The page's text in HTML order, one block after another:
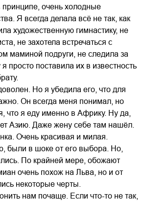
принципе, очень холодные
Я всегда делала всё не так, как
художественную гимнастику, не
не захотела встречаться с
маминой подруги, не следила за
просто поставила их в известность
Но я убедила его, что для
Он всегда меня понимал, но
что я еду именно в Африку. Ну да,
Азию. Даже жену себе там нашёл.
Очень красивая и милая.
были в шоке от его выбора. Но,
По крайней мере, обожают
очень похож на Льва, но и от
некоторые черты.
нам почаще. Если что-то не так,